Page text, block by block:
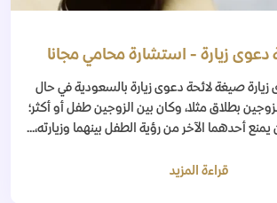
دعوى زيارة - استشارة محامي مجانا
صيغة لائحة دعوى زيارة بالسعودية في حال
بطلاق مثلا، وكان بين الزوجين طفل أو أكثر؛
يمنع أحدهما الآخر من رؤية الطفل بينهما وزيارته،...
قراءة المزيد